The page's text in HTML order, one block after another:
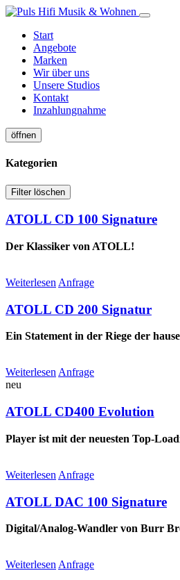
Start
Angebote
Marken
Wir über uns
Unsere Studios
Kontakt
Inzahlungnahme
öffnen
Kategorien
Filter löschen
ATOLL CD 100 Signature
Der Klassiker von ATOLL!
Weiterlesen Anfrage
ATOLL CD 200 Signatur
Ein Statement in der Riege der
WeiterlesenAnfrage
neu
ATOLL CD400 Evolution
Player ist mit der neuesten Top-
Weiterlesen Anfrage
ATOLL DAC 100 Signature
Digital/Analog-Wandler von Burr
Weiterlesen Anfrage